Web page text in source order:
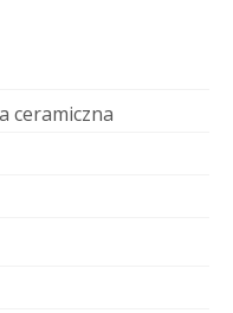
ceramiczna